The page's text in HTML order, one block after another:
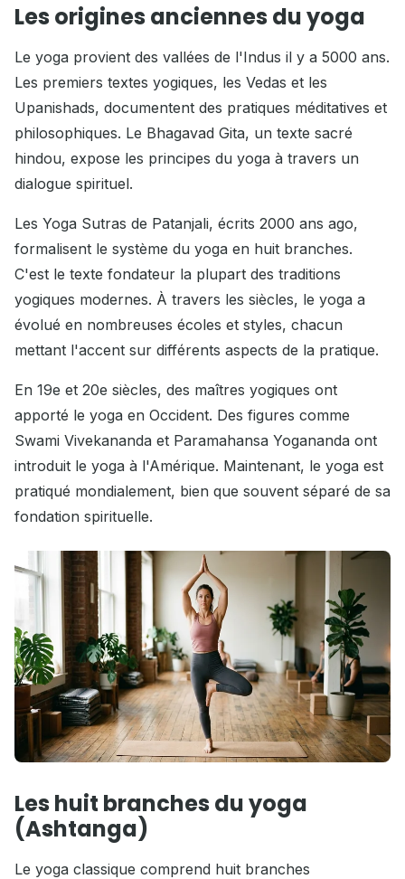
Les origines anciennes du yoga
Le yoga provient des vallées de l'Indus il y a 5000 ans.
Les premiers textes yogiques, les Vedas et les
Upanishads, documentent des pratiques méditatives et
philosophiques. Le Bhagavad Gita, un texte sacré
hindou, expose les principes du yoga à travers un
dialogue spirituel.
Les Yoga Sutras de Patanjali, écrits 2000 ans ago,
formalisent le système du yoga en huit branches.
C'est le texte fondateur la plupart des traditions
yogiques modernes. À travers les siècles, le yoga a
évolué en nombreuses écoles et styles, chacun
mettant l'accent sur différents aspects de la pratique.
En 19e et 20e siècles, des maîtres yogiques ont
apporté le yoga en Occident. Des figures comme
Swami Vivekananda et Paramahansa Yogananda ont
introduit le yoga à l'Amérique. Maintenant, le yoga est
pratiqué mondialement, bien que souvent séparé de sa
fondation spirituelle.
Les huit branches du yoga
(Ashtanga)
Le yoga classique comprend huit branches